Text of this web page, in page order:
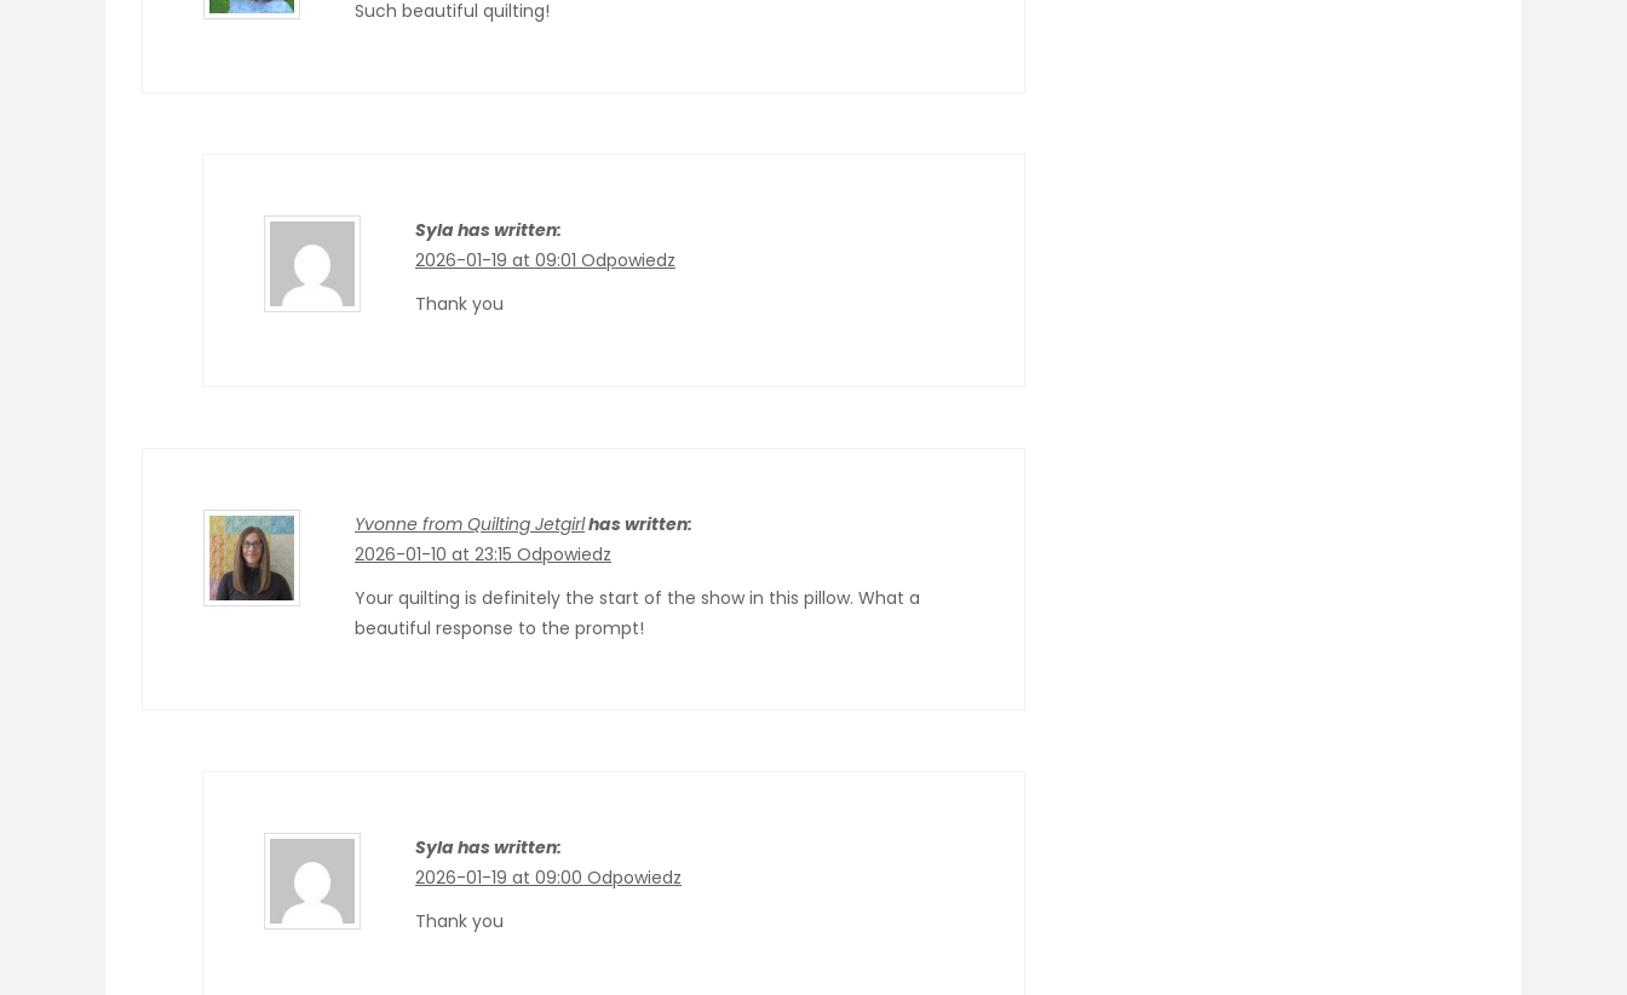
Such beautiful quilting!
Syla has written:
2026-01-19 at 09:01 Odpowiedz
Thank you
Yvonne from Quilting Jetgirlhas written:
2026-01-10 at 23:15 Odpowiedz
Your quilting is definitely the start of the show in this pillow. What a
beautiful response to the prompt!
Syla has written:
2026-01-19 at 09:00 Odpowiedz
Thank you